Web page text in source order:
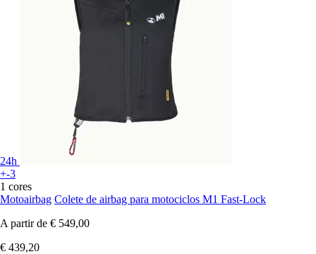
24h
+-3
1 cores
Motoairbag Colete de airbag para motociclos M1 Fast-Lock
A partir de € 549,00
€ 439,20